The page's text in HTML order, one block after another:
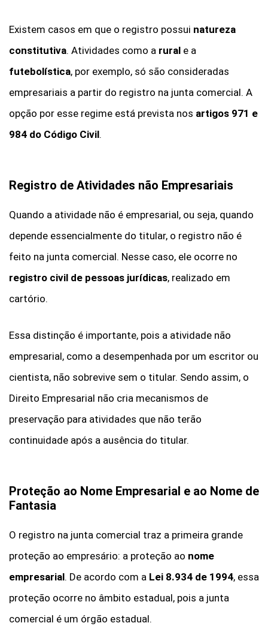
Existem casos em que o registro possui natureza
constitutiva. Atividades como a rural e a
futebolística, por exemplo, só são consideradas
empresariais a partir do registro na junta comercial. A
opção por esse regime está prevista nos artigos 971 e
984 do Código Civil.
Registro de Atividades não Empresariais
Quando a atividade não é empresarial, ou seja, quando
depende essencialmente do titular, o registro não é
feito na junta comercial. Nesse caso, ele ocorre no
registro civil de pessoas jurídicas, realizado em
cartório.
Essa distinção é importante, pois a atividade não
empresarial, como a desempenhada por um escritor ou
cientista, não sobrevive sem o titular. Sendo assim, o
Direito Empresarial não cria mecanismos de
preservação para atividades que não terão
continuidade após a ausência do titular.
Proteção ao Nome Empresarial e ao Nome de
Fantasia
O registro na junta comercial traz a primeira grande
proteção ao empresário: a proteção ao nome
empresarial. De acordo com a Lei 8.934 de 1994, essa
proteção ocorre no âmbito estadual, pois a junta
comercial é um órgão estadual.